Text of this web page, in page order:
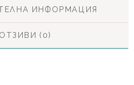
ИНФОРМАЦИЯ
ОТЗИВИ (0)